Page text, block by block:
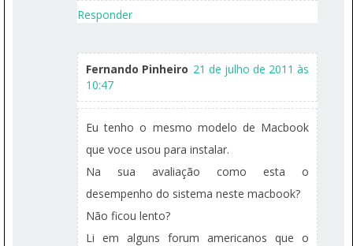
Responder
Fernando Pinheiro 21 de julho de 2011 às
10:47
Eu tenho o mesmo modelo de Macbook
que voce usou para instalar.
Na sua avaliação como esta o
desempenho do sistema neste macbook?
Não ficou lento?
Li em alguns forum americanos que o